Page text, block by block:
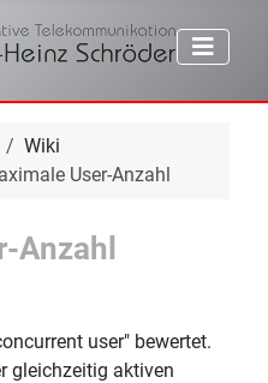
Wiki
User-Anzahl
Anzahl
user" bewertet.
gleichzeitig aktiven